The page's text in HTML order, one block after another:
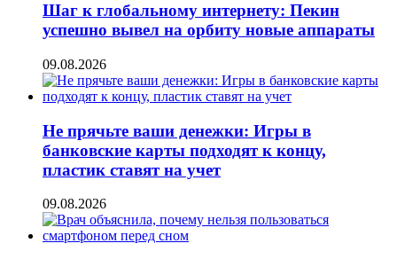
Шаг к глобальному интернету: Пекин
успешно вывел на орбиту новые аппараты
09.08.2026
Не прячьте ваши денежки: Игры в
банковские карты подходят к концу,
пластик ставят на учет
09.08.2026